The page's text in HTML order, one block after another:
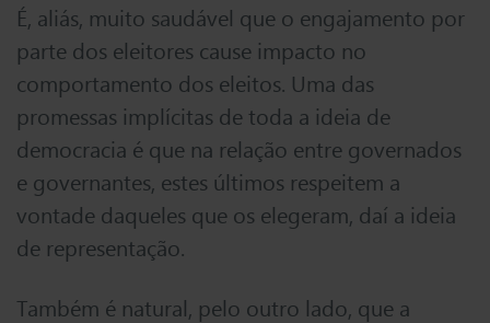
É, aliás, muito saudável que o engajamento por
parte dos eleitores cause impacto no
comportamento dos eleitos. Uma das
promessas implícitas de toda a ideia de
democracia é que na relação entre governados
e governantes, estes últimos respeitem a
vontade daqueles que os elegeram, daí a ideia
de representação.
Também é natural, pelo outro lado, que a